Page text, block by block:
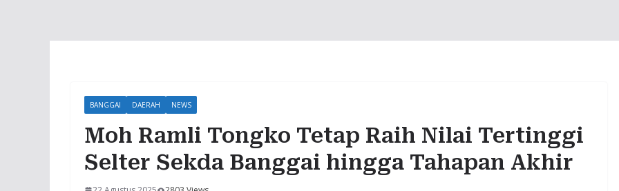
BANGGAI DAERAH NEWS
Moh Ramli Tongko Tetap Raih Nilai Tertinggi
Selter Sekda Banggai hingga Tahapan Akhir